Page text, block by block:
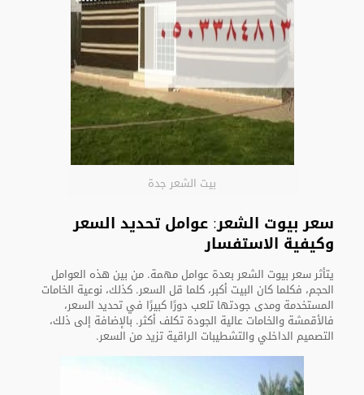
بيت الشعر جدة
سعر بيوت الشعر: عوامل تحديد السعر
وكيفية الاستفسار
يتأثر سعر بيوت الشعر بعدة عوامل مهمة. من بين هذه العوامل
الحجم، فكلما كان البيت أكبر، كلما قل السعر. كذلك، نوعية الخامات
المستخدمة ومدى جودتها تلعب دورًا كبيرًا في تحديد السعر،
فالأقمشة والخامات عالية الجودة تكلف أكثر. بالإضافة إلى ذلك،
التصميم الداخلي والتشطيبات الراقية تزيد من السعر.